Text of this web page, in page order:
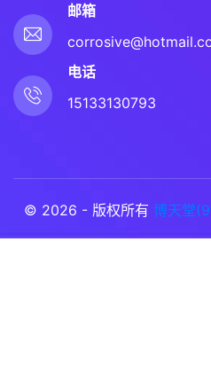
邮箱
电话
15133130793
© 2026 - 版权所有 博天堂